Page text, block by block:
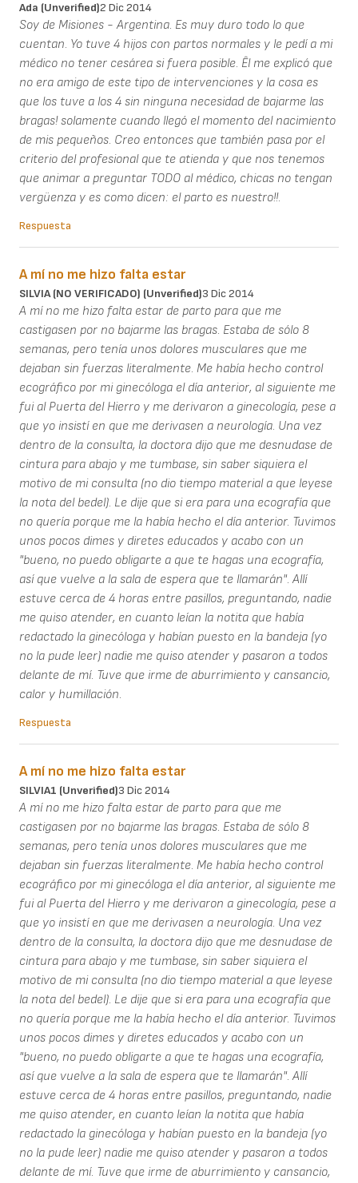
Ada (unverified)2 Dic 2014
Soy de Misiones - Argentina. Es muy duro todo lo que
cuentan. Yo tuve 4 hijos con partos normales y le pedí a mi
médico no tener cesárea si fuera posible. Êl me explicó que
no era amigo de este tipo de intervenciones y la cosa es
que los tuve a los 4 sin ninguna necesidad de bajarme las
bragas! solamente cuando llegó el momento del nacimiento
de mis pequeños. Creo entonces que también pasa por el
criterio del profesional que te atienda y que nos tenemos
que animar a preguntar TODO al médico, chicas no tengan
vergüenza y es como dicen: el parto es nuestro!!.
Respuesta
A mí no me hizo falta estar
SILVIA (NO VERIFICADO) (unverified)3 Dic 2014
A mí no me hizo falta estar de parto para que me
castigasen por no bajarme las bragas. Estaba de sólo 8
semanas, pero tenía unos dolores musculares que me
dejaban sin fuerzas literalmente. Me había hecho control
ecográfico por mi ginecóloga el día anterior, al siguiente me
fui al Puerta del Hierro y me derivaron a ginecología, pese a
que yo insistí en que me derivasen a neurología. Una vez
dentro de la consulta, la doctora dijo que me desnudase de
cintura para abajo y me tumbase, sin saber siquiera el
motivo de mi consulta (no dio tiempo material a que leyese
la nota del bedel). Le dije que si era para una ecografía que
no quería porque me la había hecho el día anterior. Tuvimos
unos pocos dimes y diretes educados y acabo con un
"bueno, no puedo obligarte a que te hagas una ecografía,
así que vuelve a la sala de espera que te llamarán". Allí
estuve cerca de 4 horas entre pasillos, preguntando, nadie
me quiso atender, en cuanto leían la notita que había
redactado la ginecóloga y habían puesto en la bandeja (yo
no la pude leer) nadie me quiso atender y pasaron a todos
delante de mí. Tuve que irme de aburrimiento y cansancio,
calor y humillación.
Respuesta
A mí no me hizo falta estar
SILVIA1 (unverified)3 Dic 2014
A mí no me hizo falta estar de parto para que me
castigasen por no bajarme las bragas. Estaba de sólo 8
semanas, pero tenía unos dolores musculares que me
dejaban sin fuerzas literalmente. Me había hecho control
ecográfico por mi ginecóloga el día anterior, al siguiente me
fui al Puerta del Hierro y me derivaron a ginecología, pese a
que yo insistí en que me derivasen a neurología. Una vez
dentro de la consulta, la doctora dijo que me desnudase de
cintura para abajo y me tumbase, sin saber siquiera el
motivo de mi consulta (no dio tiempo material a que leyese
la nota del bedel). Le dije que si era para una ecografía que
no quería porque me la había hecho el día anterior. Tuvimos
unos pocos dimes y diretes educados y acabo con un
"bueno, no puedo obligarte a que te hagas una ecografía,
así que vuelve a la sala de espera que te llamarán". Allí
estuve cerca de 4 horas entre pasillos, preguntando, nadie
me quiso atender, en cuanto leían la notita que había
redactado la ginecóloga y habían puesto en la bandeja (yo
no la pude leer) nadie me quiso atender y pasaron a todos
delante de mí. Tuve que irme de aburrimiento y cansancio,